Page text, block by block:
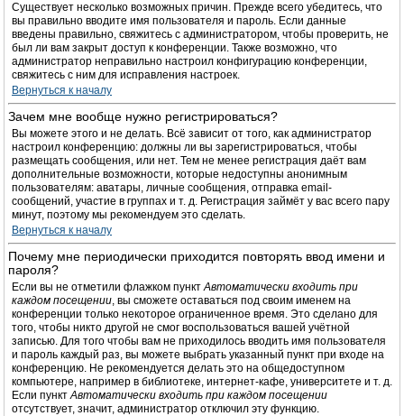
Существует несколько возможных причин. Прежде всего убедитесь, что
вы правильно вводите имя пользователя и пароль. Если данные
введены правильно, свяжитесь с администратором, чтобы проверить, не
был ли вам закрыт доступ к конференции. Также возможно, что
администратор неправильно настроил конфигурацию конференции,
свяжитесь с ним для исправления настроек.
Вернуться к началу
Зачем мне вообще нужно регистрироваться?
Вы можете этого и не делать. Всё зависит от того, как администратор
настроил конференцию: должны ли вы зарегистрироваться, чтобы
размещать сообщения, или нет. Тем не менее регистрация даёт вам
дополнительные возможности, которые недоступны анонимным
пользователям: аватары, личные сообщения, отправка email-
сообщений, участие в группах и т. д. Регистрация займёт у вас всего пару
минут, поэтому мы рекомендуем это сделать.
Вернуться к началу
Почему мне периодически приходится повторять ввод имени и
пароля?
Если вы не отметили флажком пунктАвтоматически входить при
каждом посещении, вы сможете оставаться под своим именем на
конференции только некоторое ограниченное время. Это сделано для
того, чтобы никто другой не смог воспользоваться вашей учётной
записью. Для того чтобы вам не приходилось вводить имя пользователя
и пароль каждый раз, вы можете выбрать указанный пункт при входе на
конференцию. Не рекомендуется делать это на общедоступном
компьютере, например в библиотеке, интернет-кафе, университете и т. д.
Если пунктАвтоматически входить при каждом посещении
отсутствует, значит, администратор отключил эту функцию.